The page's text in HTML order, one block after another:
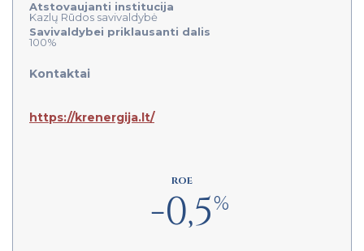
Atstovaujanti institucija
Kazlų Rūdos savivaldybė
Savivaldybei priklausanti dalis
100%
Kontaktai
https://krenergija.lt/
ROE
-0,5%